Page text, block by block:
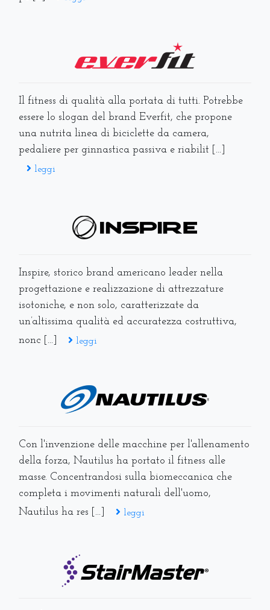
Il fitness di qualità alla portata di tutti. Potrebbe
essere lo slogan del brand Everfit, che propone
una nutrita linea di biciclette da camera,
pedaliere per ginnastica passiva e riabilit [...]
leggi
Inspire, storico brand americano leader nella
progettazione e realizzazione di attrezzature
isotoniche, e non solo, caratterizzate da
un’altissima qualità ed accuratezza costruttiva,
nonc [...]
leggi
Con l'invenzione delle macchine per l'allenamento
della forza, Nautilus ha portato il fitness alle
masse. Concentrandosi sulla biomeccanica che
completa i movimenti naturali dell'uomo,
Nautilus ha res [...]
leggi